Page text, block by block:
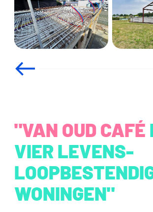
"VAN OUD CAFÉ
VIER LEVENS-
WONINGEN"